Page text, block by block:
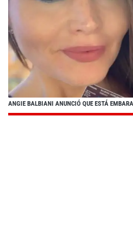
ANGIE BALBIANI ANUNCIÓ QUE ESTÁ